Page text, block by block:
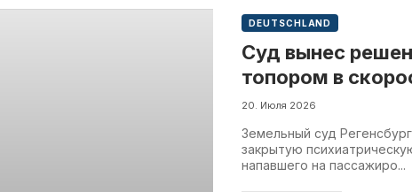
DEUTSCHLAND
Суд вынес
топором в
20. Июля 2026
Земельный суд
закрытую
напавшего на пассажиро...